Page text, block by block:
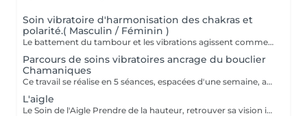
Soin vibratoire d'harmonisation des chakras et
polarité.( Masculin / Féminin )
Le battement du tambour et les vibrations agissent comme un rappel pour le corps et l'esprit. Ils viennent libérer ce qui est figé, remettre l'énergie en mouvement et réaligner vos chakras. Allongé(e) dans un espace sécurisé, vous vous laissez porter par la vibration. Peu à peu, le mental se calme, le corps se relâche et l'énergie retrouve son équilibre. Un moment profond pour se recentrer, se réaligner et retrouver sa propre vibration. Réservez votre soin et laissez la vibration du tambour vous guider.
Parcours de soins vibratoires ancrage du bouclier
Chamaniques
Ce travail se réalise en 5 séances, espacées d'une semaine, afin de laisser le temps à chaque énergie alliée d'agir en profondeur. À chaque rencontre, la vibration du tambour vient harmoniser votre bouclier Chamaniques, libérer ce qui entrave votre chemin et réveiller vos forces intérieures. Au fil des séances, vous vous reconnectez à vos alliés spirituels, ces présences qui accompagnent votre évolution et peuvent vous guider au quotidien. À l'issue de ce parcours, un bouclier de protection énergétique est mis en place afin de stabiliser le travail réalisé et vous replacer au centre de votre création, de votre vie. Vous repartez aligné(e), centré(e) dans vos énergies et pleinement relié(e) à votre pouvoir de création. Un chemin vibratoire puissant pour celles et ceux qui ressentent l'appel du tambour.
L'aigle
Le Soin de l'Aigle Prendre de la hauteur, retrouver sa vision intérieure Le soin de l'Aigle est une expérience profonde, un véritable voyage intérieur mêlant vibrations, guidance et méditation. C'est un moment sacré que vous vous offrez pour vous reconnecter à votre essence et observer votre vie avec un regard nouveau. La médecine de l'Aigle en chamanisme L'Aigle est un symbole puissant de clairvoyance, de liberté et d'élévation. Il nous invite à nous élever au-dessus des blocages du quotidien, à prendre du recul pour mieux comprendre les situations qui nous freinent. Sa médecine agit sur la vision : voir plus loin, voir autrement, voir juste. Pendant le soin, vous êtes guidé(e) pour lâcher le mental, ouvrir votre perception et accueillir des prises de conscience profondes. Les bienfaits à long terme Libération des blocages émotionnels et énergétiques Clarté dans vos choix et vos directions de vie Reconnexion à votre intuition Apaisement intérieur durable Sentiment de légèreté et de liberté retrouvée Ce soin ne fait pas que soulager sur l'instant il s'ancre en vous et continue de travailler dans les jours et semaines qui suivent. Offrez-vous ce moment hors du temps Si vous ressentez le besoin de comprendre, de vous libérer et d'avancer avec plus de clarté, le soin de l'Aigle est une invitation à vous élever. Réservez votre séance et laissez-vous porter par la médecine de l'Aigle.